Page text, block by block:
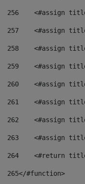
256
<#assign
257
<#assign
258
<#assign
259
<#assign
260
<#assign
261
<#assign
262
<#assign
263
<#assign
264
<#return
265</#function>